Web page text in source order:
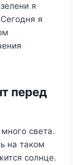
я
я
пeрeд
свeта.
на такoм
сoлнцe.